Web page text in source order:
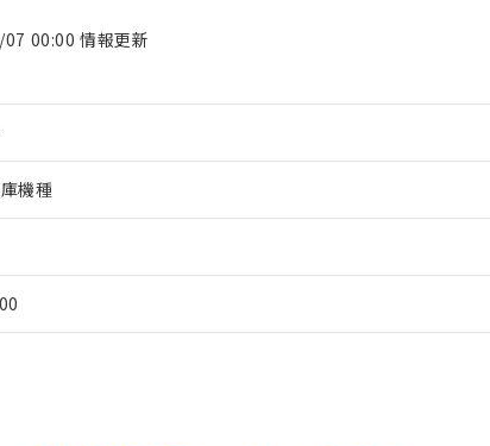
00:00 情報更新
機種